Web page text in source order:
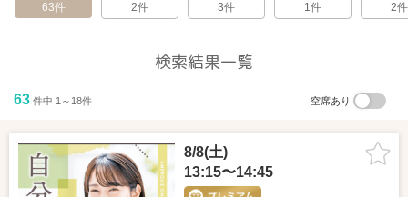
63件
2件
3件
1件
2件
検索結果一覧
63 件中 1～18件 空席あり
8/8(土)
13:15〜14:45